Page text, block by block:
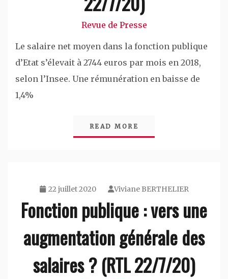
Revue de Presse
Le salaire net moyen dans la fonction publique
d’Etat s’élevait à 2744 euros par mois en 2018,
selon l’Insee. Une rémunération en baisse de
1,4%
READ MORE
22 juillet 2020 Viviane BERTHELIER
Fonction publique : vers une
augmentation générale des
salaires ? (RTL 22/7/20)